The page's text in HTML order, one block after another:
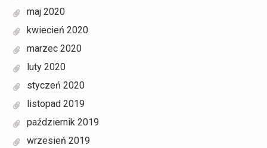
maj 2020
kwiecień 2020
marzec 2020
luty 2020
styczeń 2020
listopad 2019
październik 2019
wrzesień 2019